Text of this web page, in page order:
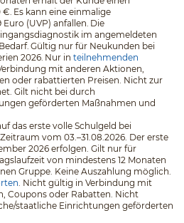
Es kann eine einmalige
(UVP) anfallen. Die
im angemeldeten
Gültig nur für Neukunden bei
2026. Nur in teilnehmenden
mit anderen Aktionen,
oder rabattierten Preisen. Nicht zur
Gilt nicht bei durch
geförderten Maßnahmen und
das erste volle Schulgeld bei
vom 03.–31.08.2026. Der erste
2026 erfolgen. Gilt nur für
von mindestens 12 Monaten
Gruppe. Keine Auszahlung möglich.
​​​​​​​. Nicht gültig in Verbindung mit
Coupons oder Rabatten. Nicht
staatliche Einrichtungen geförderten